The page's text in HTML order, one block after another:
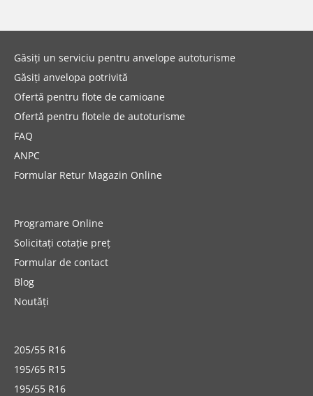
Găsiți un serviciu pentru anvelope autoturisme
Găsiți anvelopa potrivită
Ofertă pentru flote de camioane
Ofertă pentru flotele de autoturisme
FAQ
ANPC
Formular Retur Magazin Online
Programare Online
Solicitați cotație preț
Formular de contact
Blog
Noutăți
205/55 R16
195/65 R15
195/55 R16